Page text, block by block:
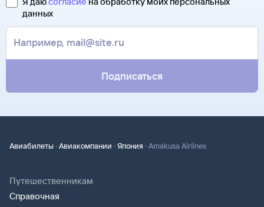
Туту.ру высылает маршрутную квитанцию по электронной
почте. Советуем распечатать ее и взять с собой в аэропорт.
Она может пригодиться на паспортном контроле
за границей, хотя для посадки в самолет вам понадобится
только паспорт.
В письме, которое вы получите после заказа, будут
контакты агентства-партнера, через которое оформлен
билет. Вы можете связаться с ним напрямую.
данных
Подписаться
Авиабилеты ·Авиакомпании ·Япония ·Amakusa Airlines
Путешественникам
Справочная